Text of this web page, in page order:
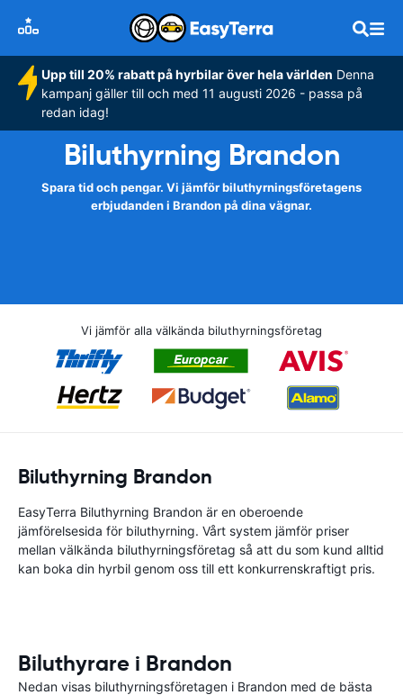
Upp till 20% rabatt på hyrbilar över hela världen Denna
kampanj gäller till och med 11 augusti 2026 - passa på
redan idag!
Biluthyrning Brandon
Spara tid och pengar. Vi jämför biluthyrningsföretagens
erbjudanden i Brandon på dina vägnar.
Vi jämför alla välkända biluthyrningsföretag
Biluthyrning Brandon
EasyTerra Biluthyrning Brandon är en oberoende
jämförelsesida för biluthyrning. Vårt system jämför priser
mellan välkända biluthyrningsföretag så att du som kund alltid
kan boka din hyrbil genom oss till ett konkurrenskraftigt pris.
Biluthyrare i Brandon
Nedan visas biluthyrningsföretagen i Brandon med de bästa